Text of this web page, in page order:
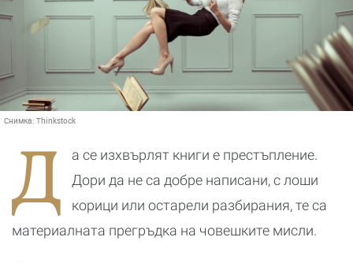
Снимка: Thinkstock
Д
а се изхвърлят книги е престъпление.
Дори да не са добре написани, с лоши
корици или остарели разбирания, те са
материалната прегръдка на човешките мисли.